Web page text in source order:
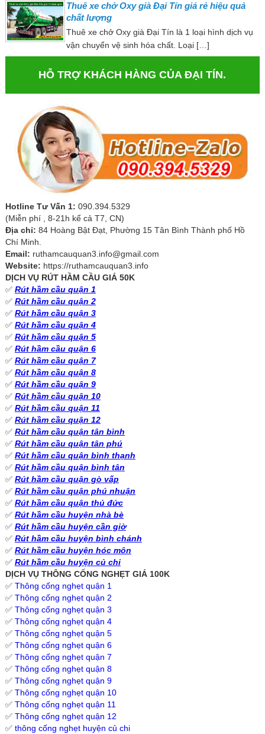
Thuê xe chở Oxy già Đại Tín giá rẻ hiệu quả
chất lượng
Thuê xe chở Oxy già Đại Tín là 1 loại hình dịch vụ
vận chuyển vệ sinh hóa chất. Loại […]
HỖ TRỢ KHÁCH HÀNG CỦA ĐẠI TÍN.
Hotline Tư Vấn 1: 090.394.5329
(Miễn phí , 8-21h kể cả T7, CN)
Địa chỉ: 84 Hoàng Bật Đạt, Phường 15 Tân Bình Thành phố Hồ
Chí Minh.
Email: ruthamcauquan3.info@gmail.com
Website: https://ruthamcauquan3.info
DỊCH VỤ RÚT HẦM CẦU GIÁ 50K
✅ Rút hầm cầu quận 1
✅ Rút hầm cầu quận 2
✅ Rút hầm cầu quận 3
✅ Rút hầm cầu quận 4
✅ Rút hầm cầu quận 5
✅ Rút hầm cầu quận 6
✅ Rút hầm cầu quận 7
✅ Rút hầm cầu quận 8
✅ Rút hầm cầu quận 9
✅ Rút hầm cầu quận 10
✅ Rút hầm cầu quận 11
✅ Rút hầm cầu quận 12
✅ Rút hầm cầu quận tân bình
✅ Rút hầm cầu quận tân phú
✅ Rút hầm cầu quận bình thạnh
✅ Rút hầm cầu quận bình tân
✅ Rút hầm cầu quận gò vấp
✅ Rút hầm cầu quận phú nhuận
✅ Rút hầm cầu quận thủ đức
✅ Rút hầm cầu huyện nhà bè
✅ Rút hầm cầu huyện cần giờ
✅ Rút hầm cầu huyện bình chánh
✅ Rút hầm cầu huyện hóc môn
✅ Rút hầm cầu huyện củ chi
DỊCH VỤ THÔNG CỐNG NGHẸT GIÁ 100K
✅ Thông cống nghẹt quận 1
✅ Thông cống nghẹt quận 2
✅ Thông cống nghẹt quận 3
✅ Thông cống nghẹt quận 4
✅ Thông cống nghẹt quận 5
✅ Thông cống nghẹt quận 6
✅ Thông cống nghẹt quận 7
✅ Thông cống nghẹt quận 8
✅ Thông cống nghẹt quận 9
✅ Thông cống nghẹt quận 10
✅ Thông cống nghẹt quận 11
✅ Thông cống nghẹt quận 12
✅ thông cống nghẹt huyện củ chi